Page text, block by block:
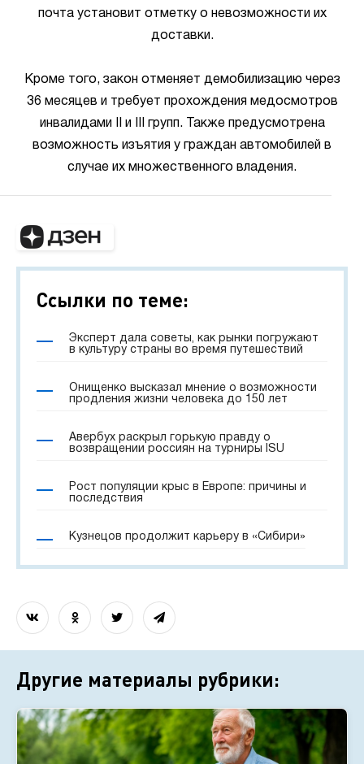
почта установит отметку о невозможности их
доставки.
Кроме того, закон отменяет демобилизацию через
36 месяцев и требует прохождения медосмотров
инвалидами II и III групп. Также предусмотрена
возможность изъятия у граждан автомобилей в
случае их множественного владения.
Ссылки по теме:
Эксперт дала советы, как рынки погружают
в культуру страны во время путешествий
Онищенко высказал мнение о возможности
продления жизни человека до 150 лет
Авербух раскрыл горькую правду о
возвращении россиян на турниры ISU
Рост популяции крыс в Европе: причины и
последствия
Кузнецов продолжит карьеру в «Сибири»
Другие материалы рубрики: